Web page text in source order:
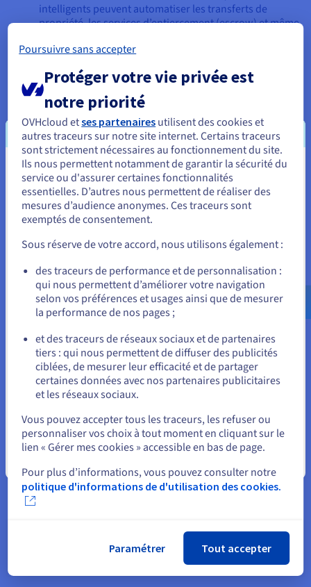
intelligents peuvent automatiser les transferts de
propriété, les services d’entiercement (escrow) et même
même que le besoin d’un recours à un avocat ou un
tokenisation, offrant ainsi la possibilité d’une propriété
fractionnée d’un même bien.
Santé: les contrats intelligents sont utilisés pour
stocker et partager en toute sécurité les données de la
patientèle, garantissant la confidentialité et la
conformité aux réglementations. Ils peuvent également
automatiser le traitement des demandes d'assurance,
de sorte qu'une demande soit automatiquement payée
lorsqu'une condition prédéfinie, comme un accident
avéré, est remplie.
Au-delà des applications industrielles générales, les contrats
intelligents sont utilisés pour résoudre des problèmes
création et à l'échange de jetons non fongibles (NFT), gérant
la propriété et les redevances pour l'art numérique et les
objets de collection.
Dans l'industrie musicale, les contrats intelligents peuvent
automatiser les paiements de redevances aux artistes chaque
fois que leur chanson est diffusée.
Contrats intelligents pour le vote, les
services juridiques et
gouvernementaux
Les contrats intelligents ont le potentiel d'apporter une
transparence et une sécurité sans précédent aux services
publics. Dans les systèmes de vote, ils peuvent être utilisés
une blockchain immuable, même pour une blockchain
alimentée par l'IA, empêchant ainsi la manipulation des
électeurs et augmentant la confiance du public dans les
Vous semblez être localisé en États-
Unis.
Pour commander, rendez-vous sur le site de votre pays (États-
Allez sur le site États-Unis
us.ovhcloud.com/
Anglais USD - $
ou
Rester sur le site actuel
Sélectionner un autre site web
Poursuivre sans accepter
Protéger votre vie privée est
notre priorité
OVHcloud etses partenaires utilisent des cookies et
autres traceurs sur notre site internet. Certains traceurs
sont strictement nécessaires au fonctionnement du site.
Ils nous permettent notamment de garantir la sécurité du
service ou d'assurer certaines fonctionnalités
essentielles. D’autres nous permettent de réaliser des
mesures d’audience anonymes. Ces traceurs sont
exemptés de consentement.
Sous réserve de votre accord, nous utilisons également :
des traceurs de performance et de personnalisation :
qui nous permettent d’améliorer votre navigation
selon vos préférences et usages ainsi que de mesurer
la performance de nos pages ;
et des traceurs de réseaux sociaux et de partenaires
tiers : qui nous permettent de diffuser des publicités
ciblées, de mesurer leur efficacité et de partager
certaines données avec nos partenaires publicitaires
et les réseaux sociaux.
Vous pouvez accepter tous les traceurs, les refuser ou
personnaliser vos choix à tout moment en cliquant sur le
lien « Gérer mes cookies » accessible en bas de page.
Pour plus d’informations, vous pouvez consulter notre
politique d'informations de d'utilisation des cookies.
Paramétrer Tout accepter